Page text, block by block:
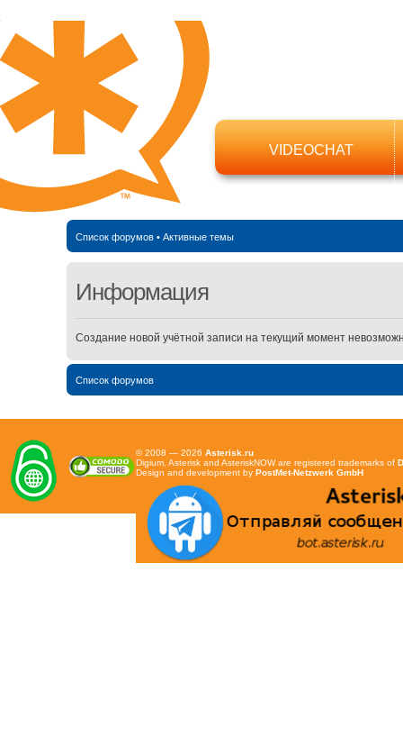
VIDEOCHAT
Список форумов• Активные темы
Информация
Создание новой учётной записи на текущий момент
Список форумов
© 2008 — 2026 Asterisk.ru
Digium, Asterisk and AsteriskNOW are registered trademarks of
Design and development by PostMet-Netzwerk GmbH